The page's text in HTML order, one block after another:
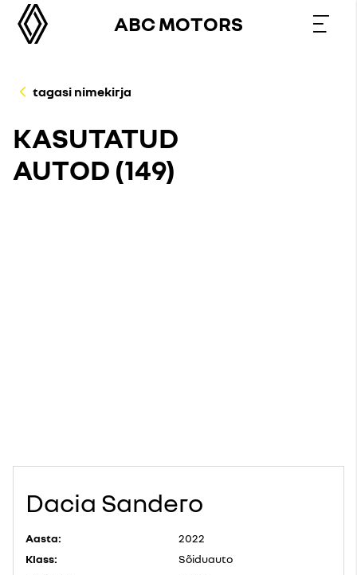
ABC MOTORS
tagasi nimekirja
KASUTATUD
AUTOD (149)
Dacia Sandero
Aasta:
2022
Klass:
Sõiduauto